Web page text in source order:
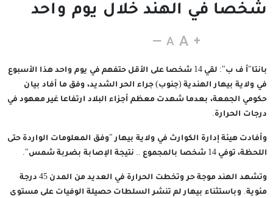
شخصا في الهند خلال يوم واحد
بانتا"أ ف ب": لقي 14 شخصا على الأقل حتفهم في يوم واحد هذا الأسبوع
في ولاية بيهار الهندية (جنوب) جراء الحر الشديد، وفق ما أفاد بيان
حكومي الجمعة، بعدما شهدت معظم أجزاء البلاد ارتفاعا غير معهود في
درجات الحرارة.
وأفادت هيئة إدارة الكوارث في ولاية بيهار "وفق المعلومات الواردة حتى
اللحظة، توفي 14 شخصا بالمجموع .. نتيجة الإصابة بضربة شمس".
وتشهد الهند موجة حر وتخطت الحرارة في العديد من المدن 45 درجة
مئوية. وباستثناء بيهار لم تنشر السلطات حصيلة الوفيات على مستوى